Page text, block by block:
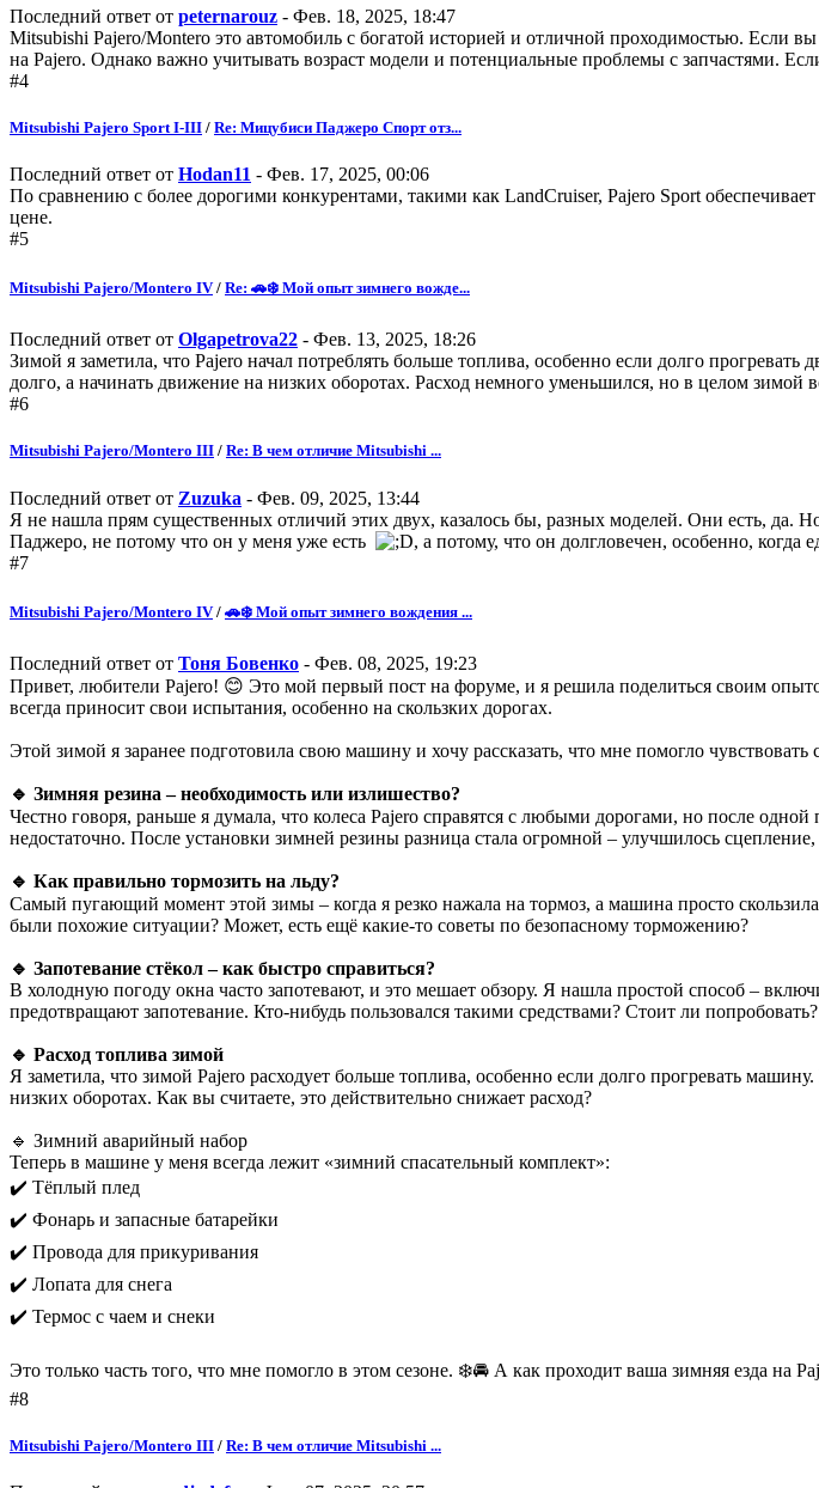
Последний ответ от peternarouz - Фев. 18, 2025, 18:47
Mitsubishi Pajero/Montero это автомобиль с богатой историей и отличной проходимостью. Если
на Pajero. Однако важно учитывать возраст модели и потенциальные проблемы с запчастями.
#4
Mitsubishi Pajero Sport I-III / Re: Мицубиси Паджеро Спорт отз...
Последний ответ от Hodan11 - Фев. 17, 2025, 00:06
По сравнению с более дорогими конкурентами, такими как LandCruiser, Pajero Sport
цене.
#5
Mitsubishi Pajero/Montero IV/ Re: 🚗❄️ Мой опыт зимнего вожде...
Последний ответ от Olgapetrova22 - Фев. 13, 2025, 18:26
Зимой я заметила, что Pajero начал потреблять больше топлива, особенно если долго
долго, а начинать движение на низких оборотах. Расход немного уменьшился, но в целом зимой
#6
Mitsubishi Pajero/Montero III / Re: В чем отличие Mitsubishi ...
Последний ответ от Zuzuka - Фев. 09, 2025, 13:44
Я не нашла прям существенных отличий этих двух, казалось бы, разных моделей. Они есть,
Паджеро, не потому что он у меня уже есть
, а потому, что он долгловечен, особенно, когда
#7
Mitsubishi Pajero/Montero IV/ 🚗❄️ Мой опыт зимнего вождения ...
Последний ответ от Тоня Бовенко - Фев. 08, 2025, 19:23
Привет, любители Pajero! 😊 Это мой первый пост на форуме, и я решила поделиться своим
всегда приносит свои испытания, особенно на скользких дорогах.
Этой зимой я заранее подготовила свою машину и хочу рассказать, что мне помогло чувствовать
🔹 Зимняя резина – необходимость или излишество?
Честно говоря, раньше я думала, что колеса Pajero справятся с любыми дорогами, но после
недостаточно. После установки зимней резины разница стала огромной – улучшилось
🔹 Как правильно тормозить на льду?
Самый пугающий момент этой зимы – когда я резко нажала на тормоз, а машина просто
были похожие ситуации? Может, есть ещё какие-то советы по безопасному торможению?
🔹 Запотевание стёкол – как быстро справиться?
В холодную погоду окна часто запотевают, и это мешает обзору. Я нашла простой способ –
предотвращают запотевание. Кто-нибудь пользовался такими средствами? Стоит ли попробовать?
🔹 Расход топлива зимой
Я заметила, что зимой Pajero расходует больше топлива, особенно если долго прогревать
низких оборотах. Как вы считаете, это действительно снижает расход?
🔹 Зимний аварийный набор
Теперь в машине у меня всегда лежит «зимний спасательный комплект»:
✔️ Тёплый плед
✔️ Фонарь и запасные батарейки
✔️ Провода для прикуривания
✔️ Лопата для снега
✔️ Термос с чаем и снеки
Это только часть того, что мне помогло в этом сезоне. ❄️🚘 А как проходит ваша зимняя езда на
#8
Mitsubishi Pajero/Montero III / Re: В чем отличие Mitsubishi ...